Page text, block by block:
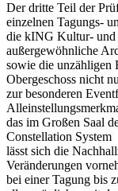
Der dritte Teil der
einzelnen Tagungs-
die kING Kultur- und
außergewöhnliche
sowie die unzähligen
Obergeschoss nicht
zur besonderen
das im Großen Saal
Constellation System
lässt sich die
Veränderungen
bei einer Tagung bis